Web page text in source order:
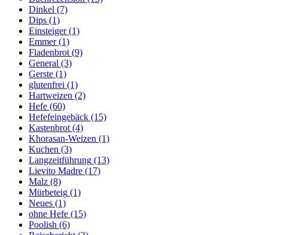
Dinkel (7)
Dips (1)
Einsteiger(1)
Emmer(1)
Fladenbrot (9)
General (3)
Gerste (1)
glutenfrei (1)
Hartweizen (2)
Hefe (60)
Hefefeingebäck (15)
Kastenbrot (4)
Khorasan-Weizen (1)
Kuchen (3)
Langzeitführung (13)
Lievito Madre (17)
Malz (8)
Mürbeteig (1)
Neues (1)
ohne Hefe (15)
Poolish (6)